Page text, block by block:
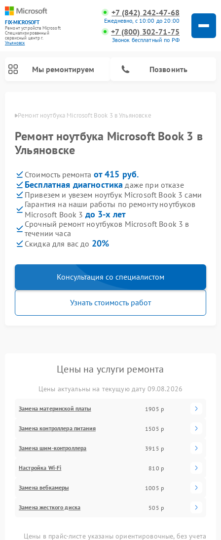
FIX-MICROSOFT
Ремонт устройств Microsoft
Специализированный
cервисный центр г.
Ульяновск
+7 (842) 242-47-68
Ежедневно, с 10:00 до 20:00
+7 (800) 302-71-75
Звонок бесплатный по РФ
Мы ремонтируем Позвонить
Ремонт ноутбука Microsoft Book 3 в Ульяновске
Ремонт ноутбука Microsoft Book 3 в
Ульяновске
Стоимость ремонта от 415 руб.
Бесплатная диагностика даже при отказе
Привезем и увезем ноутбук Microsoft Book 3 сами
Гарантия на наши работы по ремонту ноутбуков
Microsoft Book 3 до 3-х лет
Срочный ремонт ноутбуков Microsoft Book 3 в
течении часа
Скидка для вас до 20%
Консультация со специалистом
Узнать стоимость работ
Цены на услуги ремонта
Цены актуальны на текущую дату 09.08.2026
Замена материнской платы 1905 р
Замена контроллера питания 1505 р
Замена шим-контроллера 3915 р
Настройка Wi-Fi 810 р
Замена вебкамеры 1005 р
Замена жесткого диска 505 р
Цены в прайс-листе указаны ориентировочные, без учета